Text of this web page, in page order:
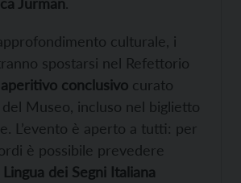
culturale, i
spostarsi nel Refettorio
aperitivo conclusivo curato
Museo, incluso nel biglietto
L’evento è aperto a tutti: per
è possibile prevedere
dei Segni Italiana